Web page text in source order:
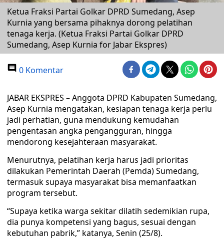
Ketua Fraksi Partai Golkar DPRD Sumedang, Asep
Kurnia yang bersama pihaknya dorong pelatihan
tenaga kerja. (Ketua Fraksi Partai Golkar DPRD
Sumedang, Asep Kurnia for Jabar Ekspres)
0 Komentar
JABAR EKSPRES – Anggota DPRD Kabupaten Sumedang,
Asep Kurnia mengatakan, kesiapan tenaga kerja perlu
jadi perhatian, guna mendukung kemudahan
pengentasan angka pengangguran, hingga
mendorong kesejahteraan masyarakat.
Menurutnya, pelatihan kerja harus jadi prioritas
dilakukan Pemerintah Daerah (Pemda) Sumedang,
termasuk supaya masyarakat bisa memanfaatkan
program tersebut.
“Supaya ketika warga sekitar dilatih sedemikian rupa,
dia punya kompetensi yang bagus, sesuai dengan
kebutuhan pabrik,” katanya, Senin (25/8).